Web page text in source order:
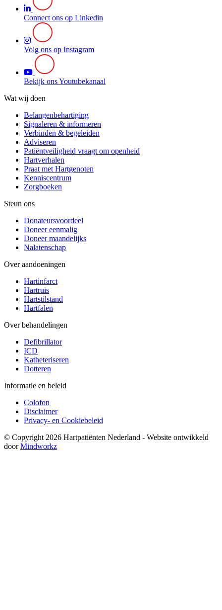
Connect ons op Linkedin
Volg ons op Instagram
Bekijk ons Youtubekanaal
Wat wij doen
Belangenbehartiging
Signaleren & informeren
Verbinden & begeleiden
Adviseren
Patiëntveiligheid vraagt om openheid
Hartverhalen
Praat met Hartgenoten
Kenniscentrum
Zorgboeken
Steun ons
Donateursvoordeel
Doneer eenmalig
Doneer maandelijks
Nalatenschap
Over aandoeningen
Hartinfarct
Hartruis
Hartstilstand
Hartfalen
Over behandelingen
Defibrillator
ICD
Katheteriseren
Dotteren
Informatie en beleid
Colofon
Disclaimer
Privacy- en Cookiebeleid
© Copyright 2026 Hartpatiënten Nederland - Website ontwikkeld
doorMindworkz